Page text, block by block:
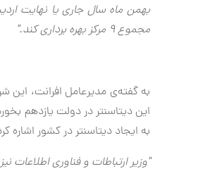
بهمن ماه سال جاری یا نهایت
مجموع ۹ مرکز بهره برداری کند.
"
به گفته‌ی مدیرعامل افرانت، این
این دیتاسنتر در دولت یازدهم
به ایجاد دیتاسنتر در کشور اشاره
"وزیر ارتباطات و فناوری